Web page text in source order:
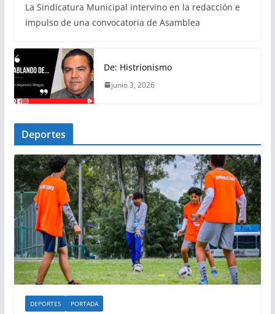
La Sindicatura Municipal intervino en la redacción e
impulso de una convocatoria de Asamblea
De: Histrionismo
junio 3, 2026
Deportes
DEPORTES PORTADA